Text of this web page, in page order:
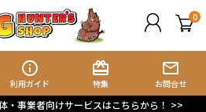
0
info_outline
利用ガイド
card_giftcard
特集
mail_outline
お問合せ
・事業者向けサービスはこちらから！ >>